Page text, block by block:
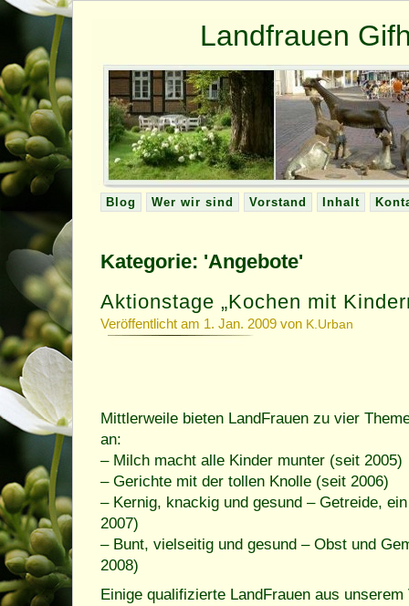
Landfrauen
Blog Wer wir sind Vorstand Inhalt
Kategorie: 'Angebote'
Aktionstage „Kochen mit
Veröffentlicht am 1. Jan. 2009 von K.Urban
Mittlerweile bieten LandFrauen zu vier
an:
– Milch macht alle Kinder munter (seit 2005)
– Gerichte mit der tollen Knolle (seit 2006)
– Kernig, knackig und gesund – Getreide,
2007)
– Bunt, vielseitig und gesund – Obst und
2008)
Einige qualifizierte LandFrauen aus unserem